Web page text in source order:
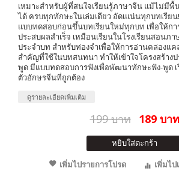
เหมาะสำหรับผู้ที่สนใจเรียนรู้ภาษาจีน แม้ไม่มีพื้
ได้ ครบทุกทักษะในเล่มเดียว อัดเแน่นทุกบทเรีย
แบบทดสอบก่อนขึ้นบทเรียนใหม่ทุกบท เพื่อให้กา
ประสบผลสำเร็จ เหมือนเรียนในโรงเรียนสอน
ประจำบท สำหรับท่องจำเพื่อให้การอ่านคล่องแ
สำคัญที่ใช้ในบทสนทนา ทำให้เข้าใจโครงสร้าง
พูด มีแบบทดสอบการฟังเพื่อพัฒนาทักษะฟัง-พูด เ
ตัวอักษรจีนที่ถูกต้อง
ดูรายละเอียดเพิ่มเติม
199 บาท 189 บาท
หยิบใส่ตะกร้า
เพิ่มไปรายการโปรด
เพิ่มไป